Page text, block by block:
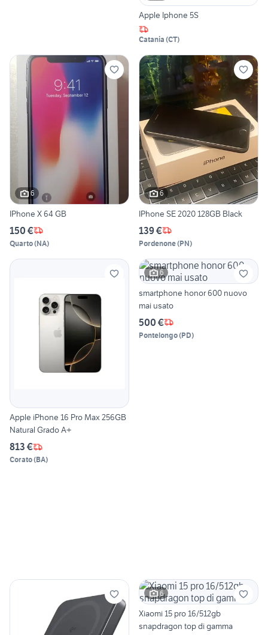
Apple Iphone 5S
Catania (CT)
6
IPhone X 64 GB
150 €
Quarto(NA)
6
IPhone SE 2020 128GB Black
139 €
Pordenone(PN)
Apple iPhone 16 Pro Max 256GB
Natural Grado A+
813 €
Corato(BA)
6
smartphone honor 600 nuovo
mai usato
500 €
Pontelongo(PD)
6
Xiaomi 15 pro 16/512gb
snapdragon top di gamma